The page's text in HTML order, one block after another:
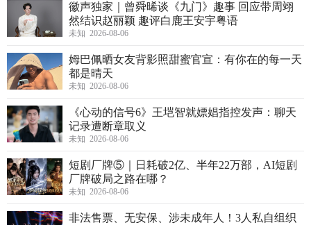
徽声独家｜曾舜晞谈《九门》趣事 回应带周翊
然结识赵丽颖 趣评白鹿王安宇粤语
未知 2026-08-06
姆巴佩晒女友背影照甜蜜官宣：有你在的每一天
都是晴天
未知 2026-08-06
《心动的信号6》王垲智就嫖娼指控发声：聊天
记录遭断章取义
未知 2026-08-06
短剧厂牌⑤｜日耗破2亿、半年22万部，AI短剧
厂牌破局之路在哪？
未知 2026-08-06
非法售票、无安保、涉未成年人！3人私自组织